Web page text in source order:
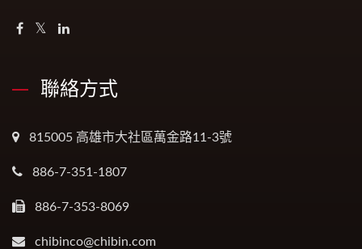
聯絡方式
815005 高雄市大社區萬金路11-3號
886-7-351-1807
886-7-353-8069
chibinco@chibin.com